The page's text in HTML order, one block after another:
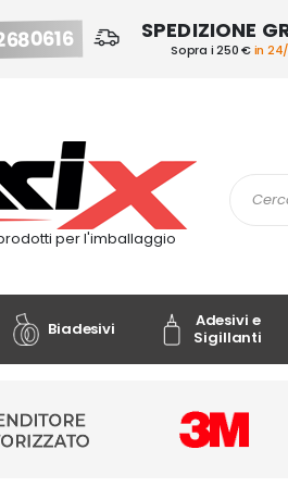
SPEDIZIONE
Sopra i 250 €in
per l'imballaggio
Cerca
Biadesivi
Adesivi e
Sigillanti